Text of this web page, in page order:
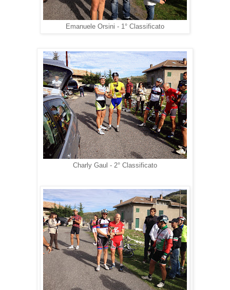
Emanuele Orsini - 1° Classificato
Charly Gaul - 2° Classificato